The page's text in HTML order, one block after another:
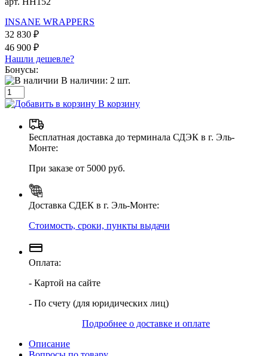
INSANE WRAPPERS
32 830 ₽
46 900 ₽
Нашли дешевле?
Бонусы:
В наличии: 2 шт.
В корзину
Бесплатная доставка до терминала СДЭК в г. Эль-
Монте:
При заказе от 5000 руб.
Доставка СДЕК в г. Эль-Монте:
Стоимость, сроки, пункты выдачи
Оплата:
- Картой на сайте
- По счету (для юридических лиц)
Подробнее о доставке и оплате
Описание